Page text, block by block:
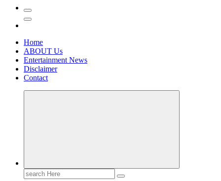
Home
ABOUT Us
Entertainment News
Disclaimer
Contact
Search